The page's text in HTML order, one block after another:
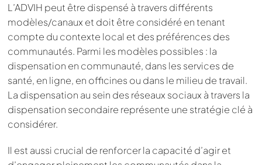
L’ADVIH peut être dispensé à travers différents
modèles/canaux et doit être considéré en tenant
compte du contexte local et des préférences des
communautés. Parmi les modèles possibles : la
dispensation en communauté, dans les services de
santé, en ligne, en officines ou dans le milieu de travail.
La dispensation au sein des réseaux sociaux à travers la
dispensation secondaire représente une stratégie clé à
considérer.
Il est aussi crucial de renforcer la capacité d’agir et